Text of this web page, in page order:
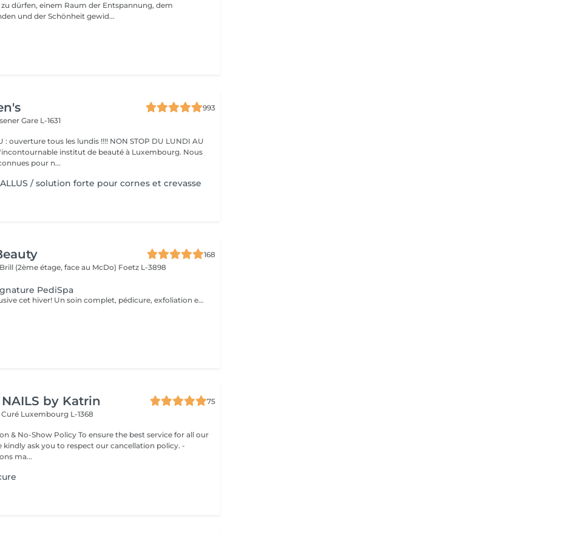
dürfen, einem Raum der Entspannung, dem
und der Schönheit gewid...
993
Gare L-1631
: ouverture tous les lundis !!!! NON STOP DU LUNDI AU
pour n...
/ solution forte pour cornes et crevasse
168
(2ème étage, face au McDo) Foetz L-3898
PediSpa
Offre exclusive cet hiver! Un soin complet, pédicure, exfoliation et masque nourrissant et bain à remous pour une douceur absolue. Un moment cocooning, réconfortant, idéal pour l'hiver. La version avec pause de semi permanent pour des pieds soignés est éclatant tout l'hiver
NAILS by Katrin
75
Curé Luxembourg L-1368
& No-Show Policy To ensure the best service for all our
kindly ask you to respect our cancellation policy. -
ma...